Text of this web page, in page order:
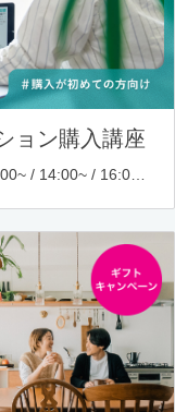
ョン購入講座
木・金・土・日・祝日開催 10:30~ / 13:00~ / 14:00~ / 16:00~ / 17:00~/ 18:30~/ 19:30~